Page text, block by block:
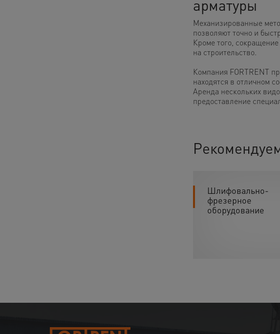
арматуры
Механизированные
позволяют точно и
Кроме того,
на строительство.
Компания FORTRENT
находятся в отличном
Аренда нескольких
предоставление
Шлифовально-
фрезерное
оборудование